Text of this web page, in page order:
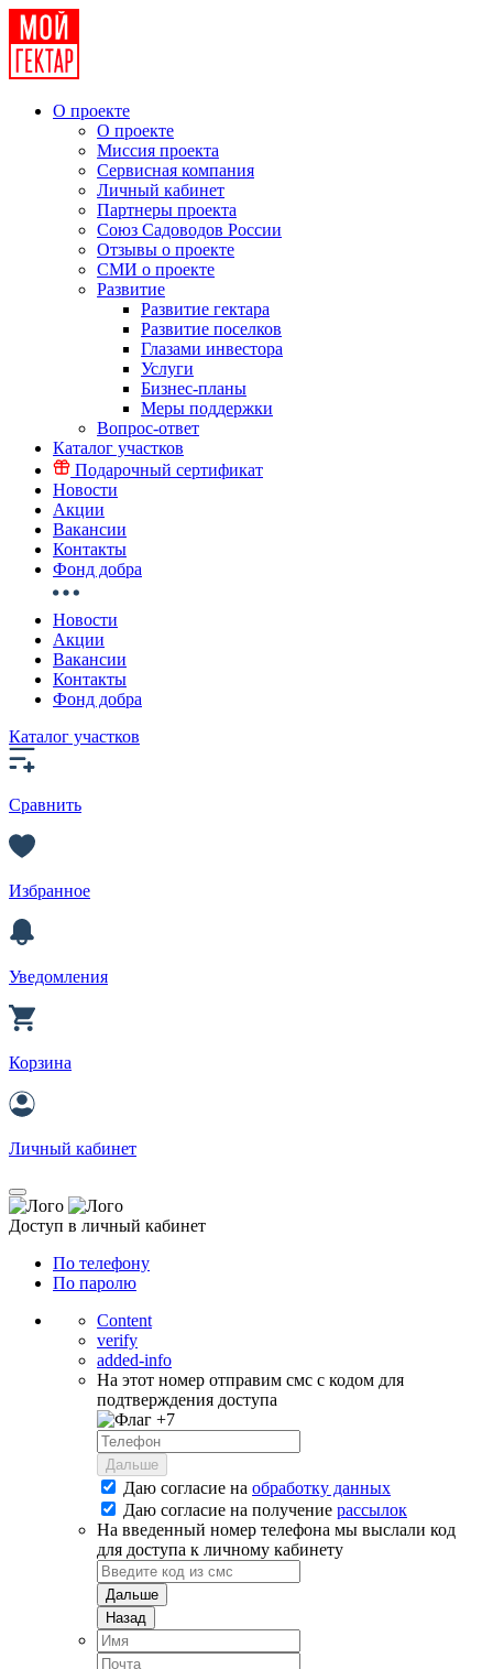
О проекте
О проекте
Миссия проекта
Сервисная компания
Личный кабинет
Партнеры проекта
Союз Садоводов России
Отзывы о проекте
СМИ о проекте
Развитие
Развитие гектара
Развитие поселков
Глазами инвестора
Услуги
Бизнес-планы
Меры поддержки
Вопрос-ответ
Каталог участков
Подарочный сертификат
Новости
Акции
Вакансии
Контакты
Фонд добра
Новости
Акции
Вакансии
Контакты
Фонд добра
Каталог участков
Сравнить
Избранное
Уведомления
Корзина
Личный кабинет
Доступ в личный кабинет
По телефону
По паролю
Content
verify
added-info
На этот номер отправим смс с кодом для
подтверждения доступа
+7
Дальше
Даю согласие на обработку данных
Даю согласие на получение рассылок
На введенный номер телефона мы выслали код
для доступа к личному кабинету
Дальше
Назад